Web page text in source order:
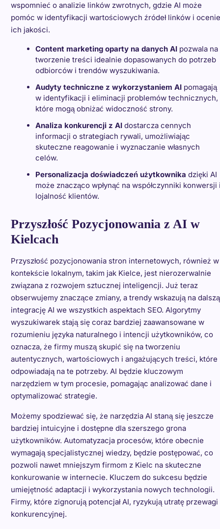
wspomnieć o analizie linków zwrotnych, gdzie AI może
pomóc w identyfikacji wartościowych źródeł linków i ocenie
ich jakości.
Content marketing oparty na danych AIpozwala na
tworzenie treści idealnie dopasowanych do potrzeb
odbiorców i trendów wyszukiwania.
Audyty techniczne z wykorzystaniem AIpomagają
w identyfikacji i eliminacji problemów technicznych,
które mogą obniżać widoczność strony.
Analiza konkurencji z AIdostarcza cennych
informacji o strategiach rywali, umożliwiając
skuteczne reagowanie i wyznaczanie własnych
celów.
Personalizacja doświadczeń użytkownika dzięki AI
może znacząco wpłynąć na współczynniki konwersji
lojalność klientów.
Przyszłość Pozycjonowania z AI w
Kielcach
Przyszłość pozycjonowania stron internetowych, również w
kontekście lokalnym, takim jak Kielce, jest nierozerwalnie
związana z rozwojem sztucznej inteligencji. Już teraz
obserwujemy znaczące zmiany, a trendy wskazują na dalszą
integrację AI we wszystkich aspektach SEO. Algorytmy
wyszukiwarek stają się coraz bardziej zaawansowane w
rozumieniu języka naturalnego i intencji użytkowników, co
oznacza, że firmy muszą skupić się na tworzeniu
autentycznych, wartościowych i angażujących treści, które
odpowiadają na te potrzeby. AI będzie kluczowym
narzędziem w tym procesie, pomagając analizować dane i
optymalizować strategie.
Możemy spodziewać się, że narzędzia AI staną się jeszcze
bardziej intuicyjne i dostępne dla szerszego grona
użytkowników. Automatyzacja procesów, które obecnie
wymagają specjalistycznej wiedzy, będzie postępować, co
pozwoli nawet mniejszym firmom z Kielc na skuteczne
konkurowanie w internecie. Kluczem do sukcesu będzie
umiejętność adaptacji i wykorzystania nowych technologii.
Firmy, które zignorują potencjał AI, ryzykują utratę przewagi
konkurencyjnej.